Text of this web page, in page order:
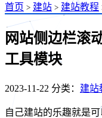
首页 > 建站 > 建站教程
网站侧边栏滚
工具模块
2023-11-22 分类： 建站
自己建站的乐趣就是